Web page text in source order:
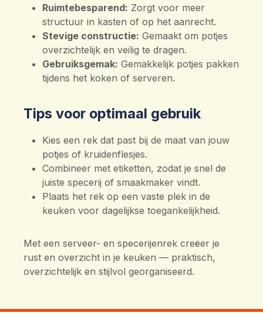
Ruimtebesparend: Zorgt voor meer
structuur in kasten of op het aanrecht.
Stevige constructie: Gemaakt om potjes
overzichtelijk en veilig te dragen.
Gebruiksgemak: Gemakkelijk potjes pakken
tijdens het koken of serveren.
Tips voor optimaal gebruik
Kies een rek dat past bij de maat van jouw
potjes of kruidenflesjes.
Combineer met etiketten, zodat je snel de
juiste specerij of smaakmaker vindt.
Plaats het rek op een vaste plek in de
keuken voor dagelijkse toegankelijkheid.
Met een serveer- en specerijenrek creëer je
rust en overzicht in je keuken — praktisch,
overzichtelijk en stijlvol georganiseerd.